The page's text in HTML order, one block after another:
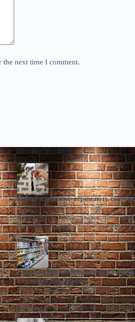
the next time I comment.
Останні новини
Перші п’ять міст отримають
Діана Ярмоленко
Сер 6, 2026
Для окремих категорій громадян соціальна
Миколаїв та Житомир стануть першими
Реформа ціноутворення у
Столична Нерухомість
Ганна Герасименко
Сер 5, 2026
> Наразі показники поступово повертаються
ціноутворення у будівництві Забезпечити